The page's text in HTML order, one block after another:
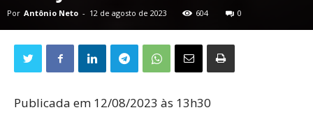
Por Antônio Neto - 12 de agosto de 2023 604 0
Publicada em 12/08/2023 às 13h30